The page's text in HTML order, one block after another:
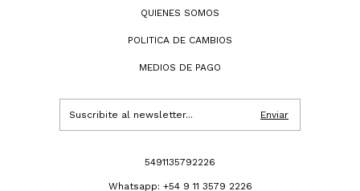
QUIENES SOMOS
POLITICA DE CAMBIOS
MEDIOS DE PAGO
5491135792226
Whatsapp: +54 9 11 3579 2226